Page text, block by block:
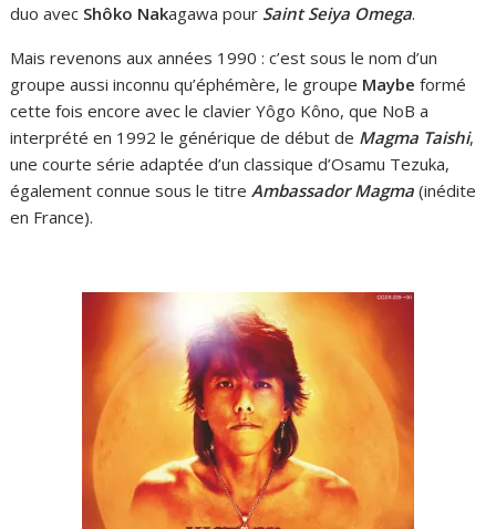
duo avec Shôko Nakagawa pour Saint Seiya Omega.
Mais revenons aux années 1990 : c’est sous le nom d’un
groupe aussi inconnu qu’éphémère, le groupe Maybe formé
cette fois encore avec le clavier Yôgo Kôno, que NoB a
interprété en 1992 le générique de début de Magma Taishi,
une courte série adaptée d’un classique d’Osamu Tezuka,
également connue sous le titreAmbassador Magma (inédite
en France).